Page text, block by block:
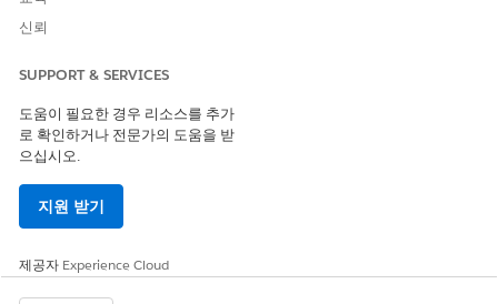
관리를 시간의 1/3으로 단축할 수 있습니다. Agentforce 고객
적절하게 처리합니다. 고객이 시작하는 예약은 고객 서비스 팀
이 더 복잡한 과업에 대해 작업할 수 있도록 고객 서비스 팀의
부담을 줄여 증가하는 고객 수요를 충족하는 데 도움이 됩니다.
개선을 위한 의견을 보내주세요.
신뢰
SUPPORT & SERVICES
도움이 필요한 경우 리소스를 추가
로 확인하거나 전문가의 도움을 받
으십시오.
지원 받기
제공자 Experience Cloud